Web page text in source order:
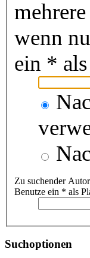
wenn
ein *
Zu suchender
Benutze ein * als
Suchoptionen